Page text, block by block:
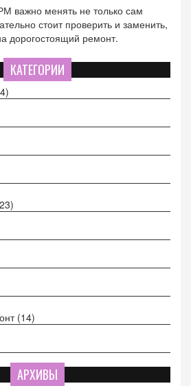
важно менять не только сам
стоит проверить и заменить,
дорогостоящий ремонт.
КАТЕГОРИИ
(14)
АРХИВЫ